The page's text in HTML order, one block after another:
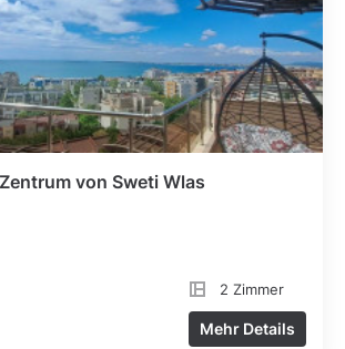
von Sweti Wlas
2 Zimmer
Mehr Details